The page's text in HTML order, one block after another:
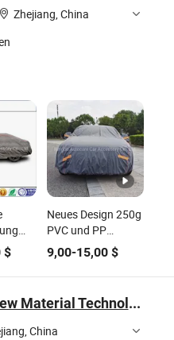
Zhejiang, China
Auto-
$
Neues Design 250g
PVC und PP
Baumwoll-
Autodecke
9,00-15,00$
Shaoxing Zirui New Material Technology Co., Ltd
China